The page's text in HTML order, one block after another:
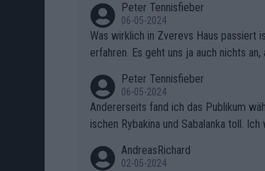
Peter Tennisfieber
06-05-2024
Was wirklich in Zverevs Haus passiert
erfahren. Es geht uns ja auch nichts
Peter Tennisfieber
06-05-2024
Andererseits fand ich das Publikum
ischen Rybakina und Sabalanka toll. Ich
AndreasRichard
02-05-2024